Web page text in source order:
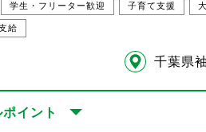
学生・フリーター歓迎 子育て支援
給
千葉県
イント